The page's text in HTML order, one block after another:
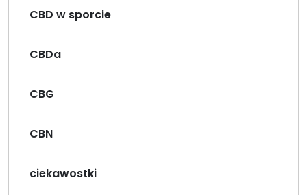
CBD w sporcie
CBDa
CBG
CBN
ciekawostki